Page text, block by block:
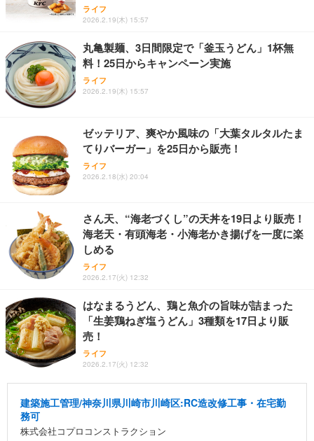
ライフ
2026.2.19(木) 15:57
丸亀製麺、3日間限定で「釜玉うどん」1杯無
料！25日からキャンペーン実施
ライフ
2026.2.19(木) 15:57
ゼッテリア、爽やか風味の「大葉タルタルたま
てりバーガー」を25日から販売！
ライフ
2026.2.18(水) 20:04
さん天、“海老づくし”の天丼を19日より販売！
海老天・有頭海老・小海老かき揚げを一度に楽
しめる
ライフ
2026.2.17(火) 12:32
はなまるうどん、鶏と魚介の旨味が詰まった
「生姜鶏ねぎ塩うどん」3種類を17日より販
売！
ライフ
2026.2.17(火) 12:32
建築施工管理/神奈川県川崎市川崎区:RC造改修工事・在宅勤
務可
株式会社コプロコンストラクション